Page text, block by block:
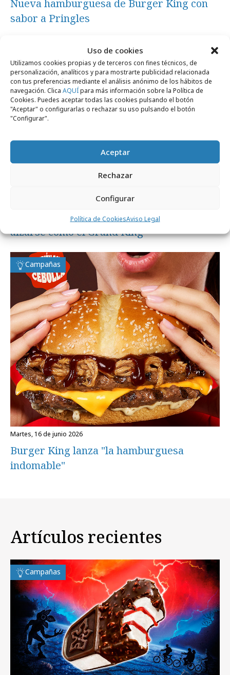
Uso de cookies
Utilizamos cookies propias y de terceros con fines técnicos, de
personalización, analíticos y para mostrarte publicidad relacionada
con tus preferencias mediante el análisis anónimo de los hábitos de
navegación. Clica AQUÍpara más información sobre la Política de
Cookies. Puedes aceptar todas las cookies pulsando el botón
"Aceptar" o configurarlas o rechazar su uso pulsando el botón
"Configurar".
Aceptar
Rechazar
Configurar
Política de CookiesAviso Legal
Nueva hamburguesa de Burger King con
sabor a Pringles
4 influencers, 1 corona y 6 semanas para
alzarse como el Grand King
Campañas
martes, 16 de junio 2026
Burger King lanza "la hamburguesa
indomable"
Artículos recientes
Campañas